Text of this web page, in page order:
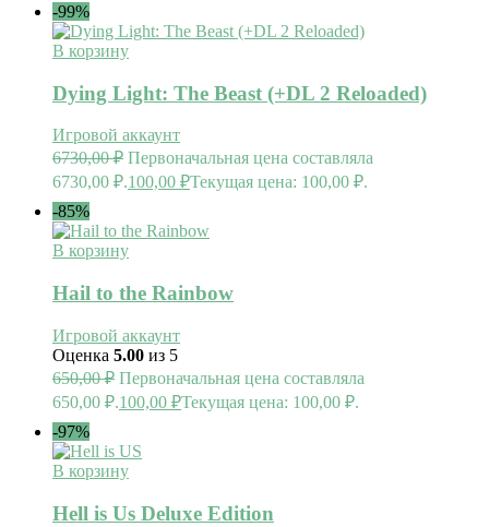
-99%
В корзину
Dying Light: The Beast (+DL 2 Reloaded)
Игровой аккаунт
6730,00₽ Первоначальная цена составляла
6730,00 ₽.100,00 ₽Текущая цена: 100,00 ₽.
-85%
В корзину
Hail to the Rainbow
Игровой аккаунт
Оценка 5.00 из 5
650,00₽ Первоначальная цена составляла
650,00 ₽.100,00 ₽Текущая цена: 100,00 ₽.
-97%
В корзину
Hell is Us Deluxe Edition